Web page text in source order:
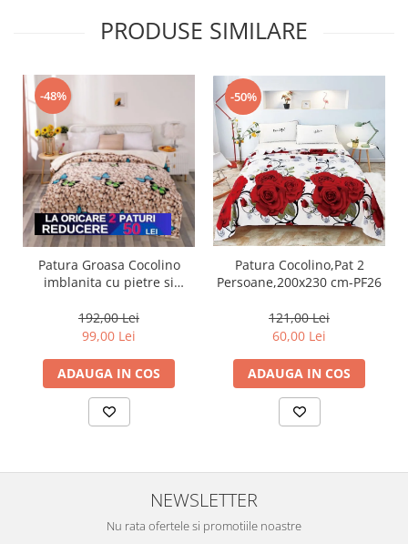
PRODUSE SIMILARE
-48%
Patura Groasa Cocolino
imblanita cu pietre si
192,00 Lei
99,00 Lei
ADAUGA IN COS
-50%
Patura Cocolino,Pat 2
Persoane,200x230 cm-PF26
121,00 Lei
60,00 Lei
ADAUGA IN COS
NEWSLETTER
Nu rata ofertele si promotiile noastre